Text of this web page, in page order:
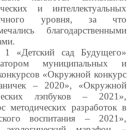
и интеллектуальных
уровня, за что
благодарственными
сад Будущего»
муниципальных и
«Окружной конкурс
– 2020», «Окружной
лэпбуков – 2021»,
методических разработок в
воспитания – 2021»,